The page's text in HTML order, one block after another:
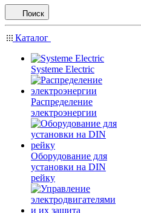
Поиск
Каталог
Systeme Electric
Распределение
электроэнергии
Оборудование для
установки на DIN
рейку